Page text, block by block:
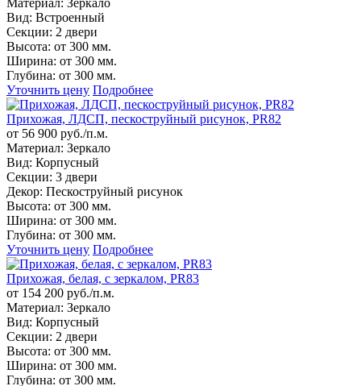
Вид: Встроенный
Секции: 2 двери
Высота: от 300 мм.
Ширина: от 300 мм.
Глубина: от 300 мм.
Уточнить цену Подробнее
Прихожая, ЛДСП, пескоструйный рисунок, PR82
от 56 900 руб./п.м.
Материал: Зеркало
Вид: Корпусный
Секции: 3 двери
Декор: Пескоструйный рисунок
Высота: от 300 мм.
Ширина: от 300 мм.
Глубина: от 300 мм.
Уточнить цену Подробнее
Прихожая, белая, с зеркалом, PR83
от 154 200 руб./п.м.
Материал: Зеркало
Вид: Корпусный
Секции: 2 двери
Высота: от 300 мм.
Ширина: от 300 мм.
Глубина: от 300 мм.